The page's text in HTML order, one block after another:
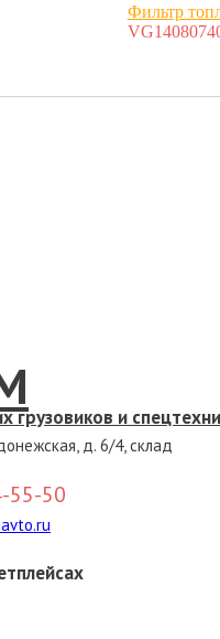
Фильтр
грузовиков и
д. 6/4, склад
55-50